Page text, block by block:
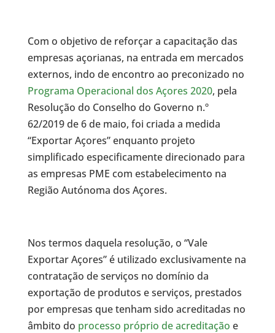
Com o objetivo de reforçar a capacitação das
empresas açorianas, na entrada em mercados
externos, indo de encontro ao preconizado no
Programa Operacional dos Açores 2020, pela
Resolução do Conselho do Governo n.º
62/2019 de 6 de maio, foi criada a medida
“Exportar Açores” enquanto projeto
simplificado especificamente direcionado para
as empresas PME com estabelecimento na
Região Autónoma dos Açores.
Nos termos daquela resolução, o “Vale
Exportar Açores” é utilizado exclusivamente na
contratação de serviços no domínio da
exportação de produtos e serviços, prestados
por empresas que tenham sido acreditadas no
âmbito do processo próprio de acreditação e